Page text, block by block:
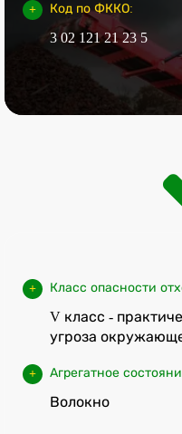
Код по ФККО:
3 02 121 21 23 5
Класс опасности
V класс -
угроза
Агрегатное
Волокно